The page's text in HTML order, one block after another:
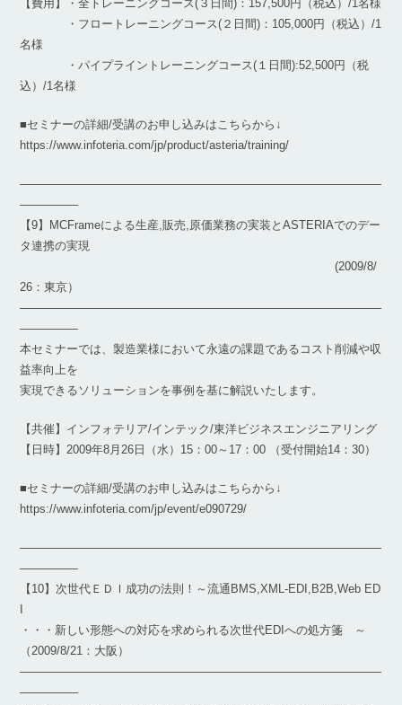
【費用】・全トレーニングコース(３日間)：157,500円（税込）/1名様
・フロートレーニングコース(２日間)：105,000円（税込）/1
名様
・パイプライントレーニングコース(１日間):52,500円（税
込）/1名様
■セミナーの詳細/受講のお申し込みはこちらから↓
https://www.infoteria.com/jp/product/asteria/training/
―――――――――――――――――――――――――――――――
―――――
【9】MCFrameによる生産,販売,原価業務の実装とASTERIAでのデー
タ連携の実現
(2009/8/
26：東京）
―――――――――――――――――――――――――――――――
―――――
本セミナーでは、製造業様において永遠の課題であるコスト削減や収
益率向上を
実現できるソリューションを事例を基に解説いたします。
【共催】インフォテリア/インテック/東洋ビジネスエンジニアリング
【日時】2009年8月26日（水）15：00～17：00 （受付開始14：30）
■セミナーの詳細/受講のお申し込みはこちらから↓
https://www.infoteria.com/jp/event/e090729/
―――――――――――――――――――――――――――――――
―――――
【10】次世代ＥＤＩ成功の法則！～流通BMS,XML-EDI,B2B,Web ED
・・・新しい形態への対応を求められる次世代EDIへの処方箋 ～
（2009/8/21：大阪）
―――――――――――――――――――――――――――――――
―――――